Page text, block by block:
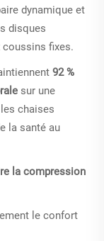
dynamique et
disques
coussins fixes.
92 %
sur une
chaises
la santé au
la compression
le confort